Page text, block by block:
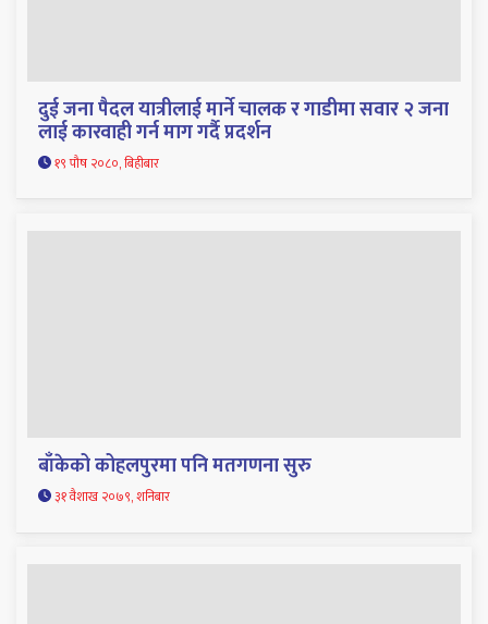
दुई जना पैदल यात्रीलाई मार्ने चालक र गाडीमा सवार २ जना
लाई कारवाही गर्न माग गर्दै प्रदर्शन
१९ पौष २०८०, बिहीबार
बाँकेको कोहलपुरमा पनि मतगणना सुरु
३१ वैशाख २०७९, शनिबार